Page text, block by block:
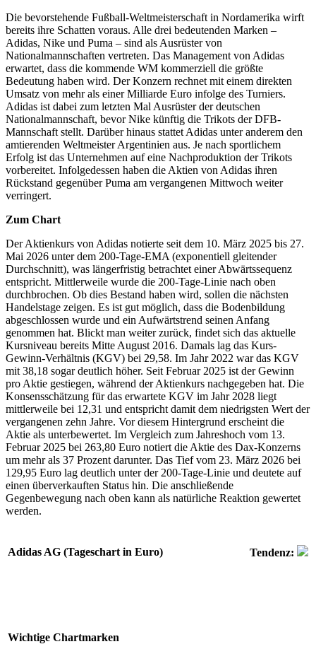
Die bevorstehende Fußball-Weltmeisterschaft in Nordamerika wirft
bereits ihre Schatten voraus. Alle drei bedeutenden Marken –
Adidas, Nike und Puma – sind als Ausrüster von
Nationalmannschaften vertreten. Das Management von Adidas
erwartet, dass die kommende WM kommerziell die größte
Bedeutung haben wird. Der Konzern rechnet mit einem direkten
Umsatz von mehr als einer Milliarde Euro infolge des Turniers.
Adidas ist dabei zum letzten Mal Ausrüster der deutschen
Nationalmannschaft, bevor Nike künftig die Trikots der DFB-
Mannschaft stellt. Darüber hinaus stattet Adidas unter anderem den
amtierenden Weltmeister Argentinien aus. Je nach sportlichem
Erfolg ist das Unternehmen auf eine Nachproduktion der Trikots
vorbereitet. Infolgedessen haben die Aktien von Adidas ihren
Rückstand gegenüber Puma am vergangenen Mittwoch weiter
verringert.
Zum Chart
Der Aktienkurs von Adidas notierte seit dem 10. März 2025 bis 27.
Mai 2026 unter dem 200-Tage-EMA (exponentiell gleitender
Durchschnitt), was längerfristig betrachtet einer Abwärtssequenz
entspricht. Mittlerweile wurde die 200-Tage-Linie nach oben
durchbrochen. Ob dies Bestand haben wird, sollen die nächsten
Handelstage zeigen. Es ist gut möglich, dass die Bodenbildung
abgeschlossen wurde und ein Aufwärtstrend seinen Anfang
genommen hat. Blickt man weiter zurück, findet sich das aktuelle
Kursniveau bereits Mitte August 2016. Damals lag das Kurs-
Gewinn-Verhältnis (KGV) bei 29,58. Im Jahr 2022 war das KGV
mit 38,18 sogar deutlich höher. Seit Februar 2025 ist der Gewinn
pro Aktie gestiegen, während der Aktienkurs nachgegeben hat. Die
Konsensschätzung für das erwartete KGV im Jahr 2028 liegt
mittlerweile bei 12,31 und entspricht damit dem niedrigsten Wert der
vergangenen zehn Jahre. Vor diesem Hintergrund erscheint die
Aktie als unterbewertet. Im Vergleich zum Jahreshoch vom 13.
Februar 2025 bei 263,80 Euro notiert die Aktie des Dax-Konzerns
um mehr als 37 Prozent darunter. Das Tief vom 23. März 2026 bei
129,95 Euro lag deutlich unter der 200-Tage-Linie und deutete auf
einen überverkauften Status hin. Die anschließende
Gegenbewegung nach oben kann als natürliche Reaktion gewertet
werden.
Adidas AG (Tageschart in Euro) Tendenz:
Wichtige Chartmarken